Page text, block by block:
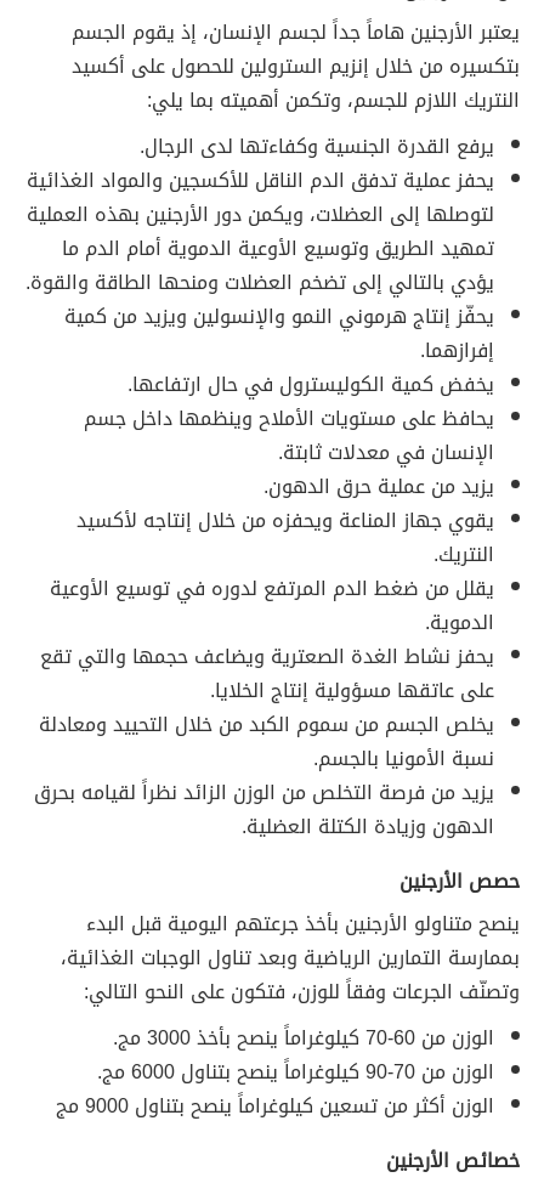
يعتبر الأرجنين هاماً جداً لجسم الإنسان، إذ يقوم الجسم
بتكسيره من خلال إنزيم السترولين للحصول على أكسيد
النتريك اللازم للجسم، وتكمن أهميته بما يلي:
يرفع القدرة الجنسية وكفاءتها لدى الرجال.
يحفز عملية تدفق الدم الناقل للأكسجين والمواد الغذائية
لتوصلها إلى العضلات، ويكمن دور الأرجنين بهذه العملية
تمهيد الطريق وتوسيع الأوعية الدموية أمام الدم ما
يؤدي بالتالي إلى تضخم العضلات ومنحها الطاقة والقوة.
يحفّز إنتاج هرموني النمو والإنسولين ويزيد من كمية
إفرازهما.
يخفض كمية الكوليسترول في حال ارتفاعها.
يحافظ على مستويات الأملاح وينظمها داخل جسم
الإنسان في معدلات ثابتة.
يزيد من عملية حرق الدهون.
يقوي جهاز المناعة ويحفزه من خلال إنتاجه لأكسيد
النتريك.
يقلل من ضغط الدم المرتفع لدوره في توسيع الأوعية
الدموية.
يحفز نشاط الغدة الصعترية ويضاعف حجمها والتي تقع
على عاتقها مسؤولية إنتاج الخلايا.
يخلص الجسم من سموم الكبد من خلال التحييد ومعادلة
نسبة الأمونيا بالجسم.
يزيد من فرصة التخلص من الوزن الزائد نظراً لقيامه بحرق
الدهون وزيادة الكتلة العضلية.
حصص الأرجنين
ينصح متناولو الأرجنين بأخذ جرعتهم اليومية قبل البدء
بممارسة التمارين الرياضية وبعد تناول الوجبات الغذائية،
وتصنّف الجرعات وفقاً للوزن، فتكون على النحو التالي:
الوزن من 60-70 كيلوغراماً ينصح بأخذ 3000 مج.
الوزن من 70-90 كيلوغراماً ينصح بتناول 6000 مج.
الوزن أكثر من تسعين كيلوغراماً ينصح بتناول 9000 مج
خصائص الأرجنين